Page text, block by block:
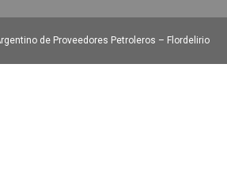
de Proveedores Petroleros – Flordelirio